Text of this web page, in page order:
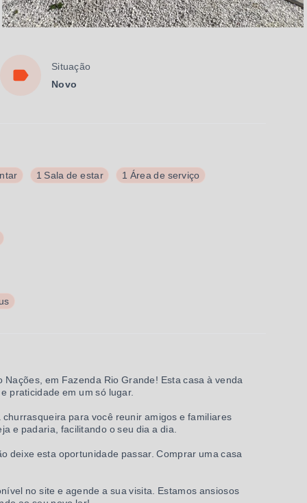
Situação
Novo
1 Sala de estar 1 Área de serviço
em Fazenda Rio Grande! Esta casa à venda
praticidade em um só lugar.
para você reunir amigos e familiares
e padaria, facilitando o seu dia a dia.
deixe esta oportunidade passar. Comprar uma casa
no site e agende a sua visita. Estamos ansiosos